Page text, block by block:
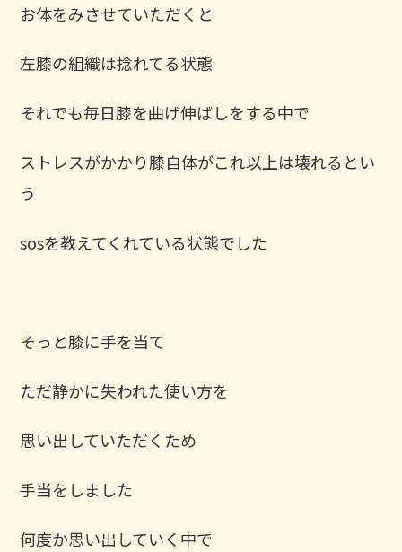
お体をみさせていただくと
左膝の組織は捻れてる状態 ⁡
それでも毎日膝を曲げ伸ばしをする中で
ストレスがかかり膝自体がこれ以上は壊れるとい
う
sosを教えてくれている状態でした ⁡
そっと膝に手を当て
ただ静かに失われた使い方を
思い出していただくため
手当をしました
⁡何度か思い出していく中で